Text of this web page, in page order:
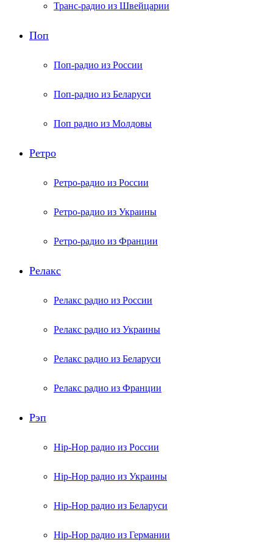
Транс-радио из Швейцарии
Поп
Поп-радио из России
Поп-радио из Беларуси
Поп радио из Молдовы
Ретро
Ретро-радио из России
Ретро-радио из Украины
Ретро-радио из Франции
Релакс
Релакс радио из России
Релакс радио из Украины
Релакс радио из Беларуси
Релакс радио из Франции
Рэп
Hip-Hop радио из России
Hip-Hop радио из Украины
Hip-Hop радио из Беларуси
Hip-Hop радио из Германии